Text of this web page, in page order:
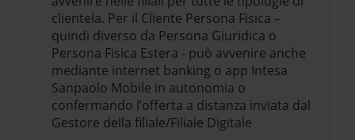
clientela. Per il Cliente Persona Fisica –
quindi diverso da Persona Giuridica o
Persona Fisica Estera - può avvenire anche
mediante internet banking o app Intesa
Sanpaolo Mobile in autonomia o
confermando l’offerta a distanza inviata dal
Gestore della filiale/Filiale Digitale